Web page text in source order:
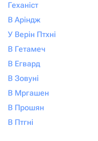
Геханіст
В Аріндж
У Верін Птхні
В Гетамеч
В Егвард
В Зовуні
В Мргашен
В Прошян
В Птгні